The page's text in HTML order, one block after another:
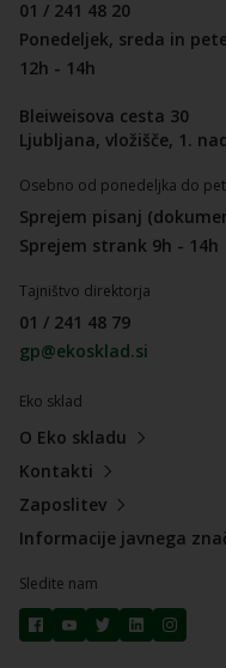
01 / 241 48 20
Ponedeljek, sreda in
12h - 14h
Bleiweisova cesta 30
Ljubljana, vložišče, 1.
Osebno od ponedeljka do
Sprejem pisanj
Sprejem strank 9h - 14h
Tajništvo direktorja
01 / 241 48 79
gp@ekosklad.si
Eko sklad
O Eko skladu
Kontakti
Zaposlitev
Informacije javnega
Sledite nam